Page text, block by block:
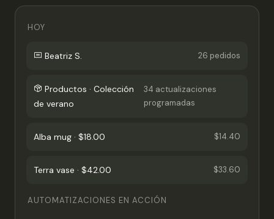
HOY
Beatriz S. 26 pedidos
Productos · Colección
de verano
34 actualizaciones
programadas
Alba mug · $18.00 $14.40
Terra vase · $42.00 $33.60
AUTOMATIZACIONES EN ACCIÓN